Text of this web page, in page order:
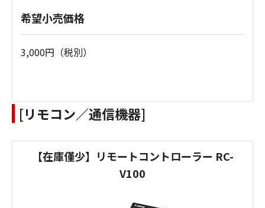
希望小売価格
3,000円（税別）
[リモコン／通信機器]
【在庫僅少】リモートコントローラー RC-
V100